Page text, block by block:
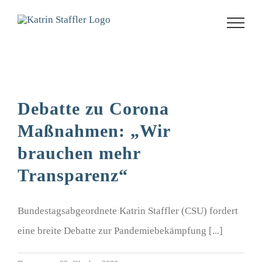
Debatte zu Corona
Maßnahmen: „Wir
brauchen mehr
Transparenz“
Bundestagsabgeordnete Katrin Staffler (CSU) fordert
eine breite Debatte zur Pandemiebekämpfung [...]